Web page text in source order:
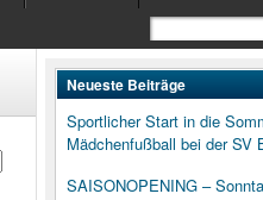
Neueste Beiträge
Sportlicher Start in die
Mädchenfußball bei der SV
SAISONOPENING –